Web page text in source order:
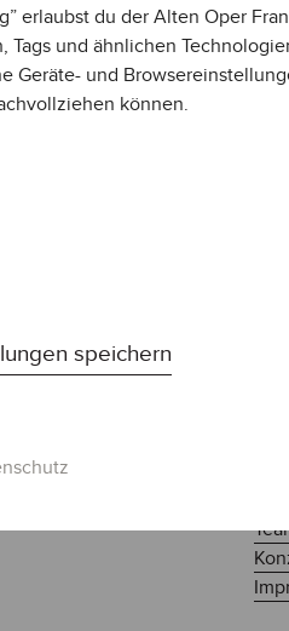
erlaubst du der Alten Oper
und ähnlichen
Geräte- und
können.
speichern